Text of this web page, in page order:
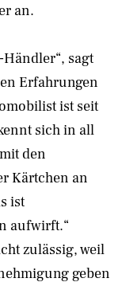
an.
sagt
Erfahrungen
ist seit
sich in all
den
Kärtchen an
ist
aufwirft.“
zulässig, weil
geben